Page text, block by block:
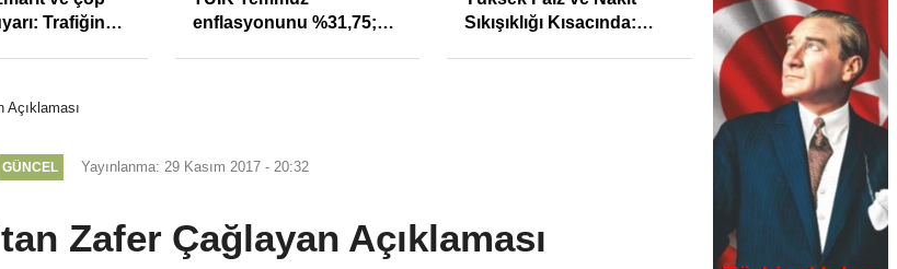
4
bugün de 3 ünlü ismin
değişiyor mu? Altında
Açıklaması
GÜNCEL Yayınlanma: 29 Kasım 2017 - 20:32
Zafer Çağlayan Açıklaması